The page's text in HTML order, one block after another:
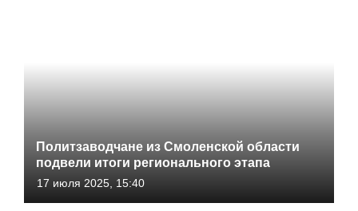
Политзаводчане из Смоленской области
подвели итоги регионального этапа
17 июля 2025, 15:40